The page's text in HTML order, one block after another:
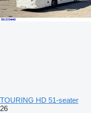
TOURING HD 51-seater
26